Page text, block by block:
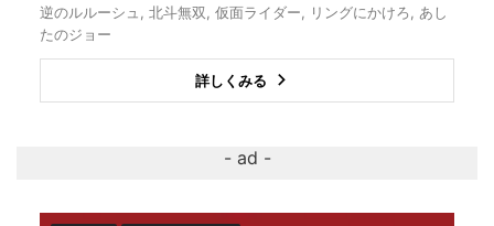
逆のルルーシュ
北斗無双 仮面ライダー リングにかけろ
あし
たのジョー
詳しくみる